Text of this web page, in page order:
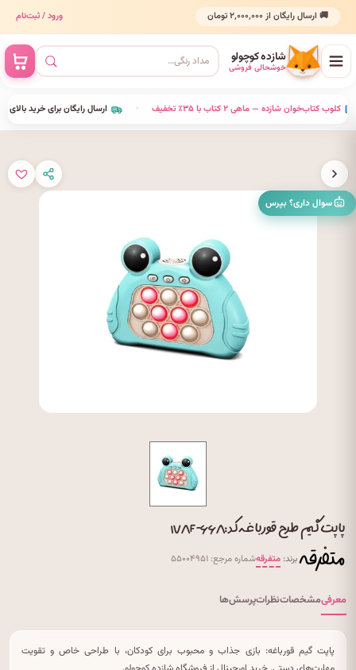
🚚 ارسال رایگان از ۲٬۰۰۰٬۰۰۰ تومان ورود / ثبت‌نام
شازده کوچولو
خوشحالی فروشی
ارسال رایگان برای خرید بالای • کلوب کتاب‌خوان شازده — ماهی ۲ کتاب با ۳۵٪ تخفیف •
سوال داری؟ بپرس
پاپت گیم طرح قورباغه کد:۱۷۸F-۶۶۸
برند:متفرقهشماره مرجع: ۵۵۰۰۴۹۵۱
معرفیمشخصاتنظراتپرسش‌ها
پاپت گیم قورباغه: بازی جذاب و محبوب برای کودکان، با طراحی خاص و تقویت